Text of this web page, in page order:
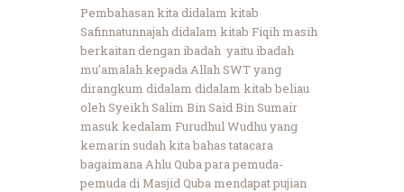
Pembahasan kita didalam kitab
Safinnatunnajah didalam kitab Fiqih masih
berkaitan dengan ibadah yaitu ibadah
mu’amalah kepada Allah SWT yang
dirangkum didalam didalam kitab beliau
oleh Syeikh Salim Bin Said Bin Sumair
masuk kedalam Furudhul Wudhu yang
kemarin sudah kita bahas tatacara
bagaimana Ahlu Quba para pemuda-
pemuda di Masjid Quba mendapat pujian